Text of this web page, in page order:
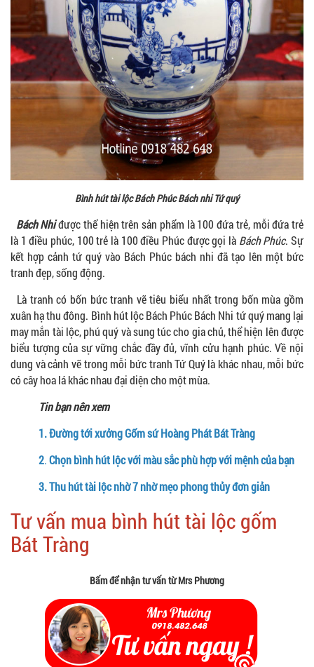
Bình hút tài lộc Bách Phúc Bách nhi Tứ quý
Bách Nhiđược thể hiện trên sản phẩm là 100 đứa trẻ, mỗi đứa trẻ
là 1 điều phúc, 100 trẻ là 100 điều Phúc được gọi là Bách Phúc. Sự
kết hợp cảnh tứ quý vào Bách Phúc bách nhi đã tạo lên một bức
tranh đẹp, sống động.
Là tranh có bốn bức tranh vẽ tiêu biểu nhất trong bốn mùa gồm
xuân hạ thu đông. Bình hút lộc Bách Phúc Bách Nhi tứ quý mang lại
may mắn tài lộc, phú quý và sung túc cho gia chủ, thể hiện lên được
biểu tượng của sự vững chắc đầy đủ, vĩnh cửu hạnh phúc. Về nội
dung và cảnh vẽ trong mỗi bức tranh Tứ Quý là khác nhau, mỗi bức
có cây hoa lá khác nhau đại diện cho một mùa.
Tin bạn nên xem
1.Đường tới xưởng Gốm sứ Hoàng Phát Bát Tràng
2.Chọn bình hút lộc với màu sắc phù hợp với mệnh của bạn
3.Thu hút tài lộc nhờ 7 nhờ mẹo phong thủy đơn giản
Tư vấn mua bình hút tài lộc gốm
Bát Tràng
Bấm để nhận tư vấn từ Mrs Phương